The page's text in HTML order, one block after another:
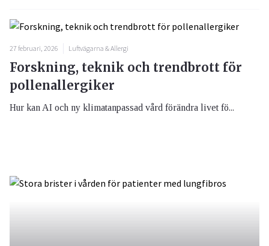
27 februari, 2026 Luftvägarna & Allergi
Forskning, teknik och trendbrott för
pollenallergiker
Hur kan AI och ny klimatanpassad vård förändra livet fö...